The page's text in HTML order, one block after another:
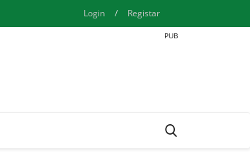
Login / Registar